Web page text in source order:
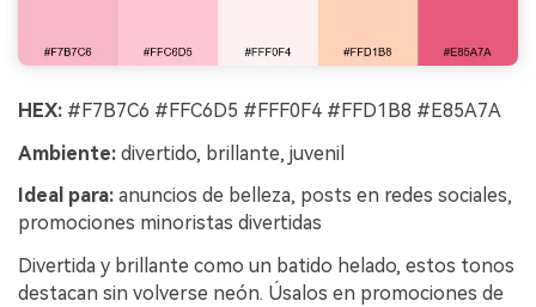
HEX: #F7B7C6 #FFC6D5 #FFF0F4 #FFD1B8 #E85A7A
Ambiente: divertido, brillante, juvenil
Ideal para: anuncios de belleza, posts en redes sociales,
promociones minoristas divertidas
Divertida y brillante como un batido helado, estos tonos
destacan sin volverse neón. Úsalos en promociones de